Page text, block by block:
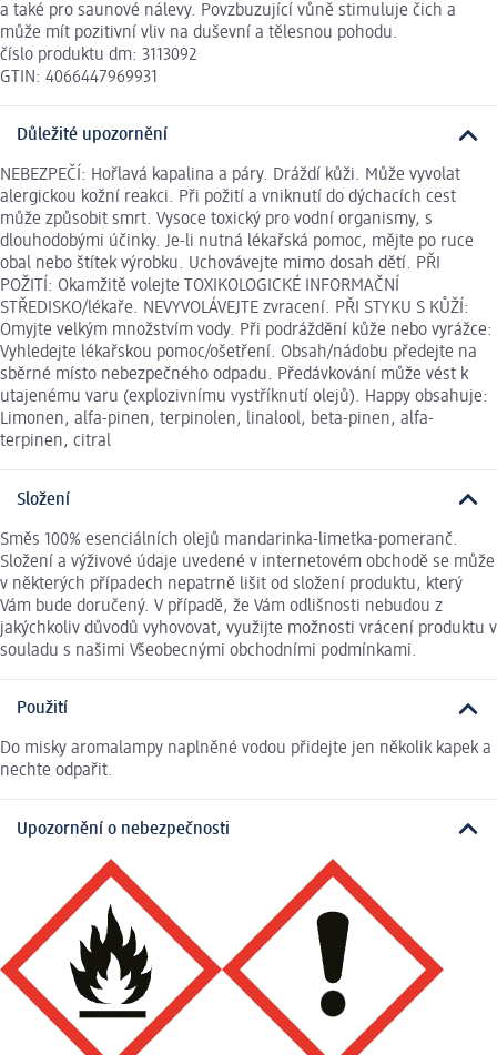
a také pro saunové nálevy. Povzbuzující vůně stimuluje čich a
může mít pozitivní vliv na duševní a tělesnou pohodu.
číslo produktu dm: 3113092
GTIN: 4066447969931
Důležité upozornění
NEBEZPEČÍ: Hořlavá kapalina a páry. Dráždí kůži. Může vyvolat
alergickou kožní reakci. Při požití a vniknutí do dýchacích cest
může způsobit smrt. Vysoce toxický pro vodní organismy, s
dlouhodobými účinky. Je-li nutná lékařská pomoc, mějte po ruce
obal nebo štítek výrobku. Uchovávejte mimo dosah dětí. PŘI
POŽITÍ: Okamžitě volejte TOXIKOLOGICKÉ INFORMAČNÍ
STŘEDISKO/lékaře. NEVYVOLÁVEJTE zvracení. PŘI STYKU S KŮŽÍ:
Omyjte velkým množstvím vody. Při podráždění kůže nebo vyrážce:
Vyhledejte lékařskou pomoc/ošetření. Obsah/nádobu předejte na
sběrné místo nebezpečného odpadu. Předávkování může vést k
utajenému varu (explozivnímu vystříknutí olejů). Happy obsahuje:
Limonen, alfa-pinen, terpinolen, linalool, beta-pinen, alfa-
terpinen, citral
Složení
Směs 100% esenciálních olejů mandarinka-limetka-pomeranč.
Složení a výživové údaje uvedené v internetovém obchodě se může
v některých případech nepatrně lišit od složení produktu, který
Vám bude doručený. V případě, že Vám odlišnosti nebudou z
jakýchkoliv důvodů vyhovovat, využijte možnosti vrácení produktu v
souladu s našimi Všeobecnými obchodními podmínkami.
Použití
Do misky aromalampy naplněné vodou přidejte jen několik kapek a
nechte odpařit.
Upozornění o nebezpečnosti